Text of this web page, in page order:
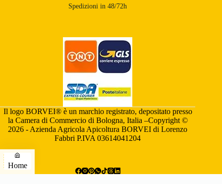
Spedizioni in 48/72h
Il logo BORVEI® è un marchio registrato, depositato presso
la Camera di Commercio di Bologna, Italia –Copyright ©
2026 - Azienda Agricola Apicoltura BORVEI di Lorenzo
Fabbri P.IVA 03614041204
Home